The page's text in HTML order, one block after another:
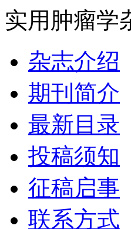
实用肿瘤学
杂志介绍
期刊简介
最新目录
投稿须知
征稿启事
联系方式